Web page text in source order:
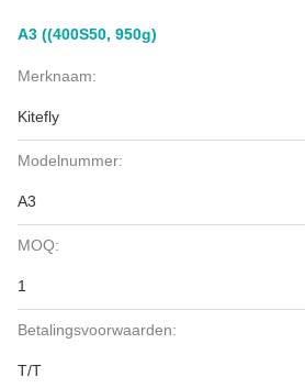
A3 ((400S50, 950g)
Merknaam:
Kitefly
Modelnummer:
A3
MOQ:
1
Betalingsvoorwaarden:
T/T